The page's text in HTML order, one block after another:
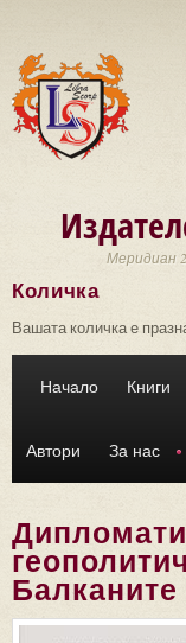
Меридиан
Количка
Вашата количка е
Начало Книги
Автори За нас
Балканите